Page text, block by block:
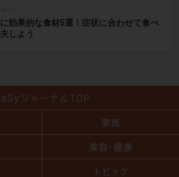
効果的な食材5選！症状に合わせて食べ
しよう